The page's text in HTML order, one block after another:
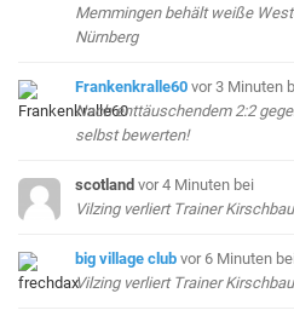
Memmingen behält weiße
Nürnberg
Frankenkralle60 vor 3 Minuten
Nach enttäuschendem 2:2
selbst bewerten!
scotland vor 4 Minuten bei
Vilzing verliert Trainer
big village club vor 6 Minuten
Vilzing verliert Trainer